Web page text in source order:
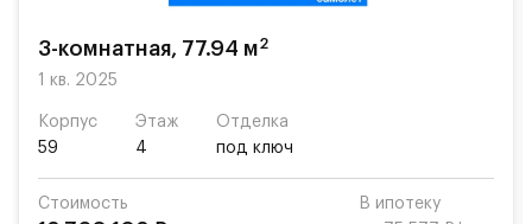
возможность посещения частной гимназии
Для автомобилистов — закрытые озеленённые
Территория квартала приватная, въезд
осуществляется по пропускам.#yan19-2r1536824#
3-комнатная, 77.94 м2
1 кв. 2025
Корпус
59
Этаж
4
Отделка
под ключ
Стоимость
В ипотеку